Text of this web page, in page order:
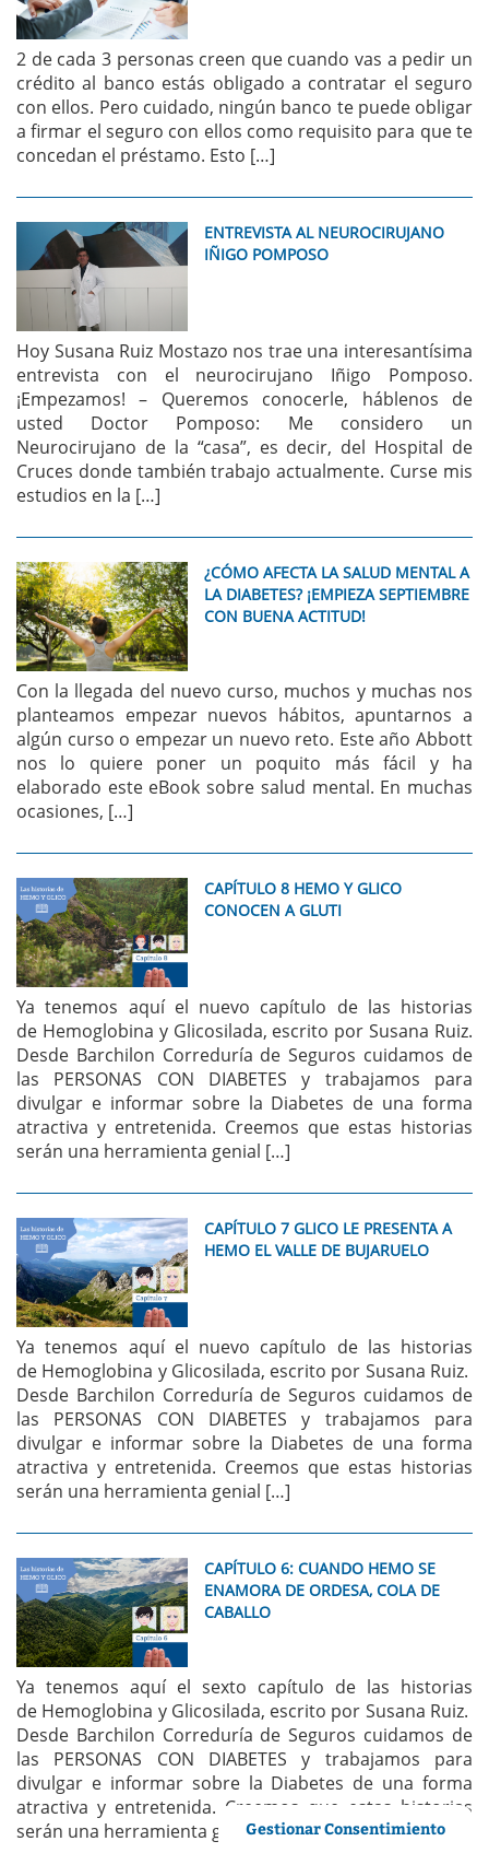
2 de cada 3 personas creen que cuando vas a pedir un
crédito al banco estás obligado a contratar el seguro
con ellos. Pero cuidado, ningún banco te puede obligar
a firmar el seguro con ellos como requisito para que te
concedan el préstamo. Esto […]
ENTREVISTA AL NEUROCIRUJANO
IÑIGO POMPOSO
Hoy Susana Ruiz Mostazo nos trae una interesantísima
entrevista con el neurocirujano Iñigo Pomposo.
¡Empezamos! – Queremos conocerle, háblenos de
usted Doctor Pomposo: Me considero un
Neurocirujano de la “casa”, es decir, del Hospital de
Cruces donde también trabajo actualmente. Curse mis
estudios en la […]
¿CÓMO AFECTA LA SALUD MENTAL A
LA DIABETES? ¡EMPIEZA SEPTIEMBRE
CON BUENA ACTITUD!
Con la llegada del nuevo curso, muchos y muchas nos
planteamos empezar nuevos hábitos, apuntarnos a
algún curso o empezar un nuevo reto. Este año Abbott
nos lo quiere poner un poquito más fácil y ha
elaborado este eBook sobre salud mental. En muchas
ocasiones, […]
CAPÍTULO 8 HEMO Y GLICO
CONOCEN A GLUTI
Ya tenemos aquí el nuevo capítulo de las historias
de Hemoglobina y Glicosilada, escrito por Susana Ruiz.
Desde Barchilon Correduría de Seguros cuidamos de
las PERSONAS CON DIABETES y trabajamos para
divulgar e informar sobre la Diabetes de una forma
atractiva y entretenida. Creemos que estas historias
serán una herramienta genial […]
CAPÍTULO 7 GLICO LE PRESENTA A
HEMO EL VALLE DE BUJARUELO
Ya tenemos aquí el nuevo capítulo de las historias
de Hemoglobina y Glicosilada, escrito por Susana Ruiz.
Desde Barchilon Correduría de Seguros cuidamos de
las PERSONAS CON DIABETES y trabajamos para
divulgar e informar sobre la Diabetes de una forma
atractiva y entretenida. Creemos que estas historias
serán una herramienta genial […]
CAPÍTULO 6: CUANDO HEMO SE
ENAMORA DE ORDESA, COLA DE
CABALLO
Ya tenemos aquí el sexto capítulo de las historias
de Hemoglobina y Glicosilada, escrito por Susana Ruiz.
Desde Barchilon Correduría de Seguros cuidamos de
las PERSONAS CON DIABETES y trabajamos para
divulgar e informar sobre la Diabetes de una forma
atractiva y entretenida. Creemos que estas historias
serán una herramienta genial […]Gestionar Consentimiento